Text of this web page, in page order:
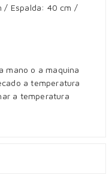
/ Espalda: 40 cm /
mano o a maquina
a temperatura
a temperatura